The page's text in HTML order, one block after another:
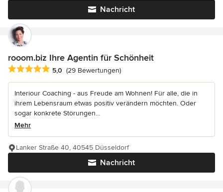
Nachricht
rooom.biz Ihre Agentin für Schönheit
Durchschnittliche Bewertung: 5 von 5 Sternen
5,0 (29 Bewertungen)
Interiour Coaching - aus Freude am Wohnen! Für alle, die in
ihrem Lebensraum etwas positiv verändern möchten. Oder
sogar konkrete Störungen...
Mehr
Nachricht
Lanker Straße 40, 40545 Düsseldorf